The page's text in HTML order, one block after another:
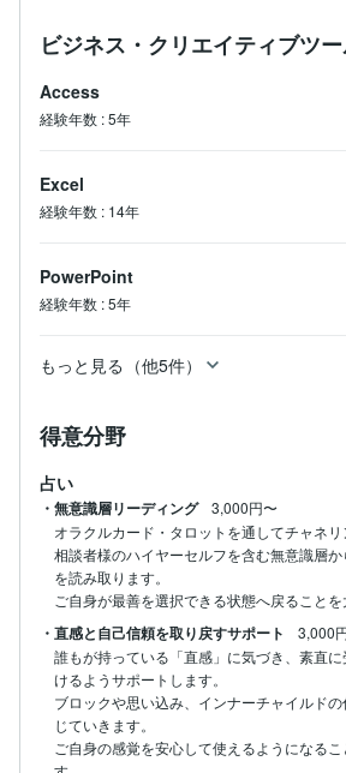
ビジネス・クリエイティブツ
Access
経験年数 :5年
Excel
経験年数 : 14年
PowerPoint
経験年数 :5年
もっと見る（他5件）
得意分野
占い
・無意識層リーディング
3,000円〜
オラクルカード・タロットを通してチャネリ
相談者様のハイヤーセルフを含む無意識層
を読み取ります。
ご自身が最善を選択できる状態へ戻ることを
・直感と自己信頼を取り戻すサポート
3,000
誰もが持っている「直感」に気づき、素直
けるようサポートします。
ブロックや思い込み、インナーチャイルド
じていきます。
ご自身の感覚を安心して使えるようになる